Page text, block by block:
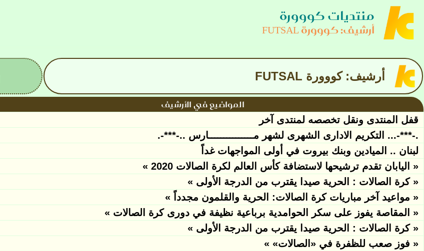
منتديات كووورة
أرشيف: كووورة FUTSAL
أرشيف: كووورة FUTSAL
المواضيع في الأرشيف
قفل المنتدى ونقل تخصصه لمنتدى آخر
.-***-... التكريم الادارى الشهرى لشهر مـــــــــــــــارس ..-***-.
لبنان .. الميادين وبنك بيروت في أولى المواجهات غداً
« اليابان تقدم ترشيحها لاستضافة كأس العالم لكرة الصالات 2020 »
« كرة الصالات : الحرية صيدا يقترب من الدرجة الأولى »
« مواعيد آخر مباريات كرة الصالات: الحرية والقلمون مجدداً »
« المقاصة يفوز على سكر الحوامدية برباعية نظيفة في دورى كرة الصالات »
« كرة الصالات : الحرية صيدا يقترب من الدرجة الأولى »
« فوز صعب للظفرة في «الصالات» »